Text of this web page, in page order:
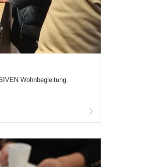
Wohnbegleitung.